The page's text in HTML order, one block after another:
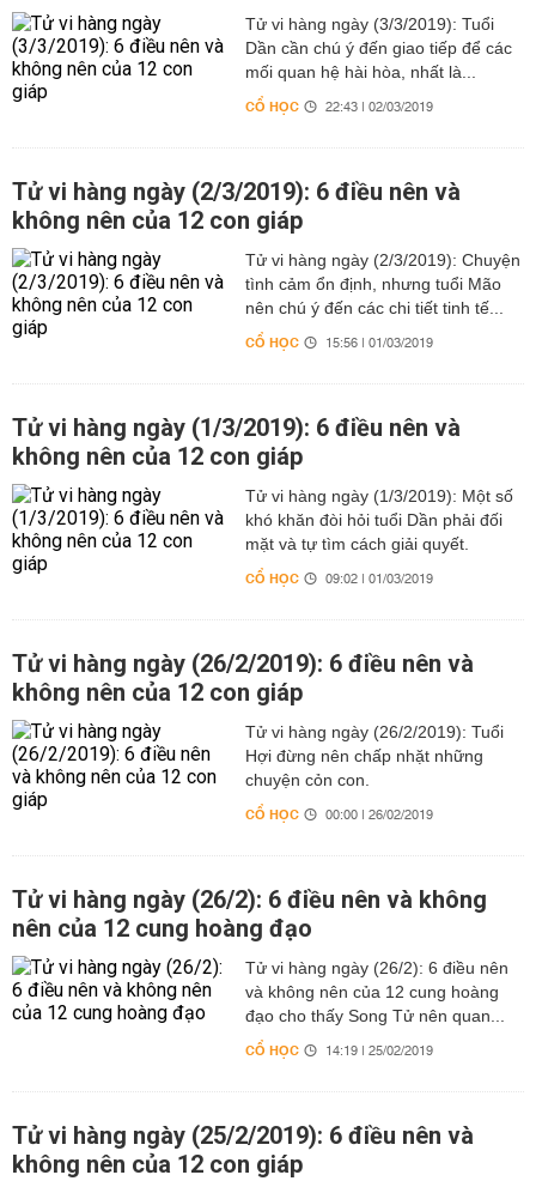
Tử vi hàng ngày (3/3/2019): Tuổi
Dần cần chú ý đến giao tiếp để các
mối quan hệ hài hòa, nhất là...
CỔ HỌC 22:43 | 02/03/2019
Tử vi hàng ngày (2/3/2019): 6 điều nên và
không nên của 12 con giáp
Tử vi hàng ngày (2/3/2019): Chuyện
tình cảm ổn định, nhưng tuổi Mão
nên chú ý đến các chi tiết tinh tế...
CỔ HỌC 15:56 | 01/03/2019
Tử vi hàng ngày (1/3/2019): 6 điều nên và
không nên của 12 con giáp
Tử vi hàng ngày (1/3/2019): Một số
khó khăn đòi hỏi tuổi Dần phải đối
mặt và tự tìm cách giải quyết.
CỔ HỌC 09:02 | 01/03/2019
Tử vi hàng ngày (26/2/2019): 6 điều nên và
không nên của 12 con giáp
Tử vi hàng ngày (26/2/2019): Tuổi
Hợi đừng nên chấp nhặt những
chuyện cỏn con.
CỔ HỌC 00:00 | 26/02/2019
Tử vi hàng ngày (26/2): 6 điều nên và không
nên của 12 cung hoàng đạo
Tử vi hàng ngày (26/2): 6 điều nên
và không nên của 12 cung hoàng
đạo cho thấy Song Tử nên quan...
CỔ HỌC 14:19 | 25/02/2019
Tử vi hàng ngày (25/2/2019): 6 điều nên và
không nên của 12 con giáp